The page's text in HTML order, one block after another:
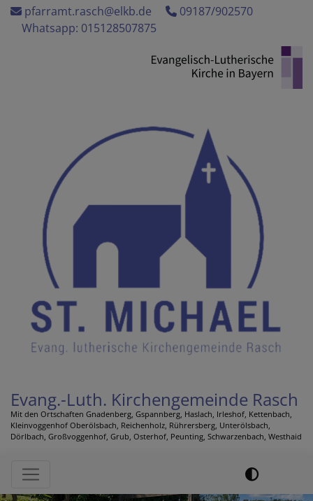
Direkt
zum
pfarramt.rasch@elkb.de
09187/902570
Whatsapp: 015128507875
Evang.-Luth. Kirchengemeinde Rasch
Mit den Ortschaften Gnadenberg, Gspannberg, Haslach, Irleshof, Kettenbach,
Kleinvoggenhof Oberölsbach, Reichenholz, Rührersberg, Unterölsbach,
Dörlbach, Großvoggenhof, Grub, Osterhof, Peunting, Schwarzenbach, Westhaid
Hauptnavigation